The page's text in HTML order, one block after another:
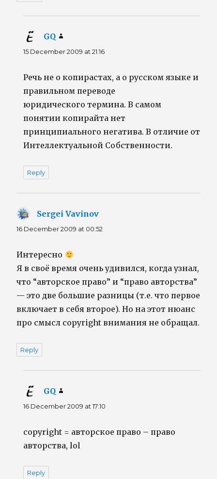
GQ
15 December 2009 at 21:16
Речь не о копирастах, а о русском языке и
правильном переводе
юридического термина. В самом
понятии копирайта нет
принципиального негатива. В отличие от
Интеллектуальной Собственности.
Reply
Sergei Vavinov
16 December 2009 at 00:52
Интересно
Я в своё время очень удивился, когда узнал,
что “авторское право” и “право авторства”
— это две большие разницы (т.е. что первое
включает в себя второе). Но на этот нюанс
про смысл copyright внимания не обращал.
Reply
GQ
16 December 2009 at 17:10
copyright = авторское право – право
авторства, lol
Reply